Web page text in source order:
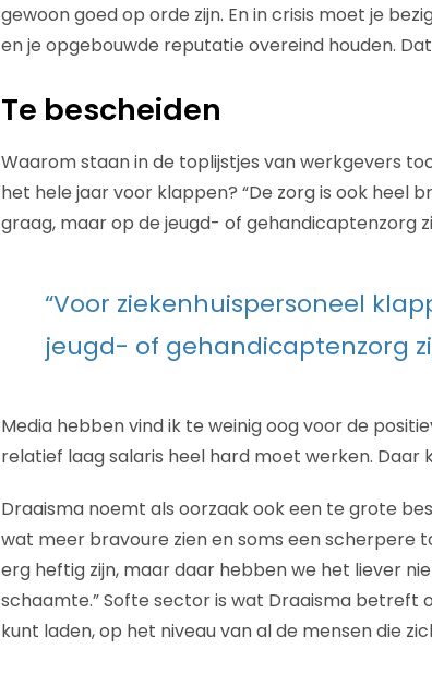
gewoon goed op orde zijn. En in crisis moet je
en je opgebouwde reputatie overeind houden.
Te bescheiden
Waarom staan in de toplijstjes van werkgevers
het hele jaar voor klappen? “De zorg is ook heel
graag, maar op de jeugd- of gehandicaptenzorg
“Voor ziekenhuispersoneel
jeugd- of gehandicaptenzorg
Media hebben vind ik te weinig oog voor de
relatief laag salaris heel hard moet werken. Daar
Draaisma noemt als oorzaak ook een te grote
wat meer bravoure zien en soms een scherpere
erg heftig zijn, maar daar hebben we het liever
schaamte.” Softe sector is wat Draaisma betreft
kunt laden, op het niveau van al de mensen die